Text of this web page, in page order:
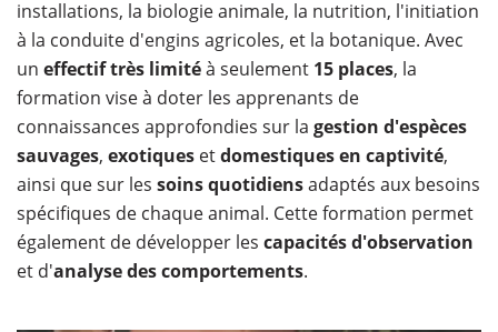
installations, la biologie animale, la nutrition, l'initiation
à la conduite d'engins agricoles, et la botanique. Avec
un effectif très limitéà seulement 15 places, la
formation vise à doter les apprenants de
connaissances approfondies sur la gestion d'espèces
sauvages, exotiques etdomestiques en captivité,
ainsi que sur les soins quotidiensadaptés aux besoins
spécifiques de chaque animal. Cette formation permet
également de développer les capacités d'observation
et d'analyse des comportements.